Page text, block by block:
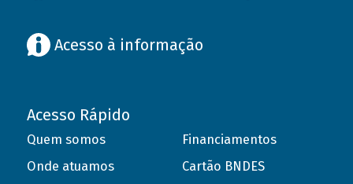
Acesso à informação
Acesso Rápido
Quem somos
Onde atuamos
Financiamentos
Cartão BNDES